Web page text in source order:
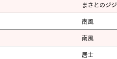
まさとのジジ
南風
南風
居士